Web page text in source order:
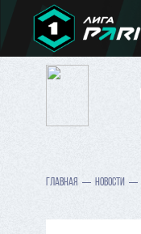
ГЛАВНАЯ НОВОСТИ